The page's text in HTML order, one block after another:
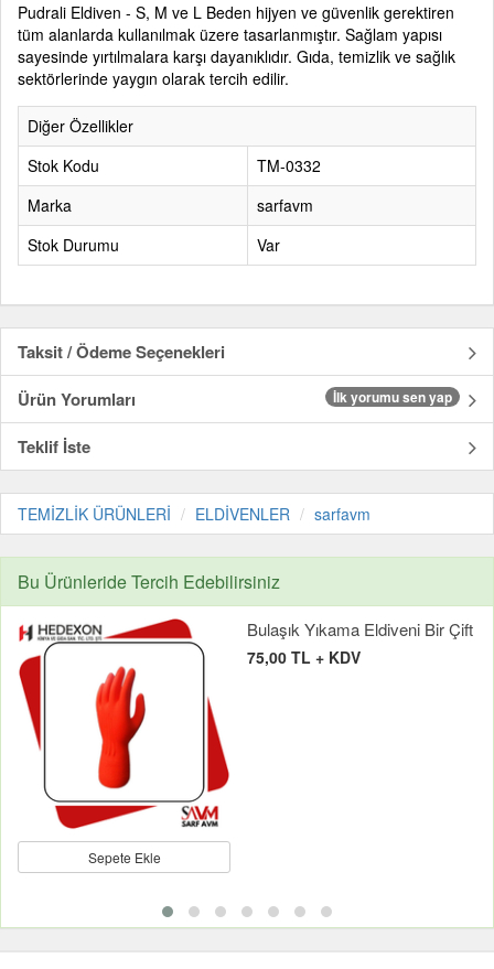
Pudrali Eldiven - S, M ve L Beden hijyen ve güvenlik gerektiren
tüm alanlarda kullanılmak üzere tasarlanmıştır. Sağlam yapısı
sayesinde yırtılmalara karşı dayanıklıdır. Gıda, temizlik ve sağlık
sektörlerinde yaygın olarak tercih edilir.
Diğer Özellikler
Stok Kodu
TM-0332
Marka
sarfavm
Stok Durumu
Var
Taksit / Ödeme Seçenekleri
Ürün Yorumları
İlk yorumu sen yap
Teklif İste
TEMİZLİK ÜRÜNLERİ ELDİVENLER sarfavm
Bu Ürünleride Tercih Edebilirsiniz
Sepete Ekle
Bulaşık Yıkama Eldiveni Bir Çift
75,00 TL + KDV